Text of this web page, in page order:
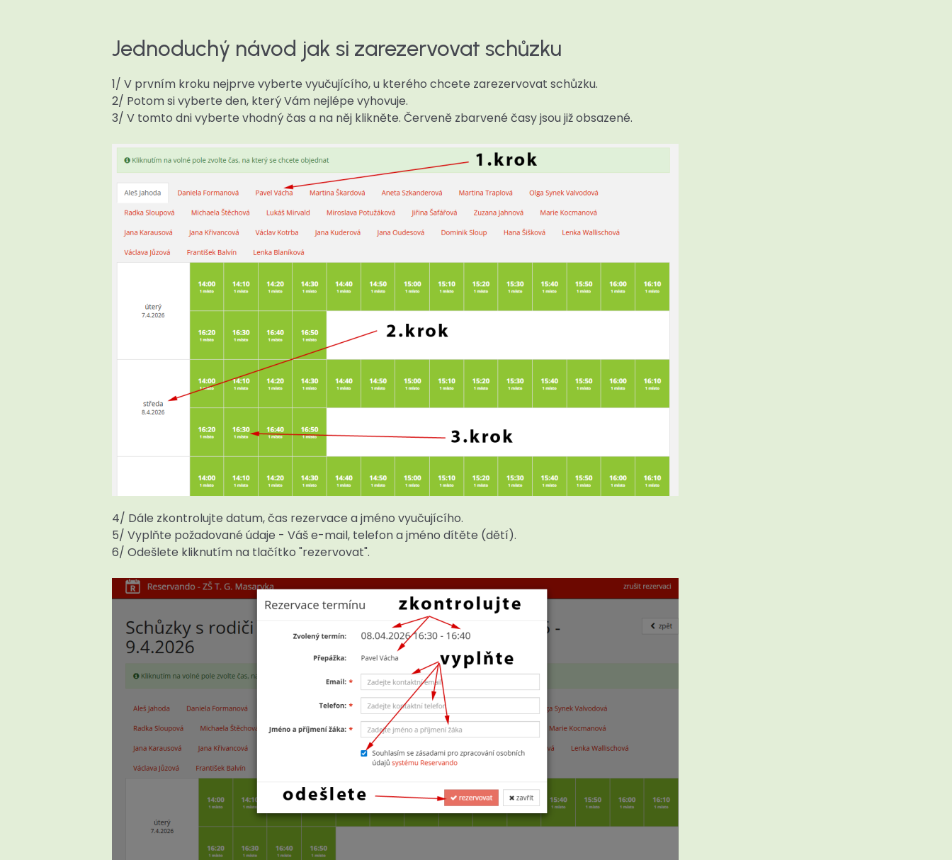
Jednoduchý návod jak si zarezervovat schůzku
1/ V prvním kroku nejprve vyberte vyučujícího, u kterého chcete zarezervovat schůzku.
2/ Potom si vyberte den, který Vám nejlépe vyhovuje.
3/ V tomto dni vyberte vhodný čas a na něj klikněte. Červeně zbarvené časy jsou již obsazené.
4/ Dále zkontrolujte datum, čas rezervace a jméno vyučujícího.
5/ Vyplňte požadované údaje - Váš e-mail, telefon a jméno dítěte (dětí).
6/ Odešlete kliknutím na tlačítko "rezervovat".